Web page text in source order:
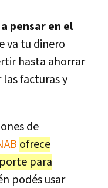
pensar en el
va tu dinero
hasta ahorrar
las facturas y
de
ofrece
para
podés usar